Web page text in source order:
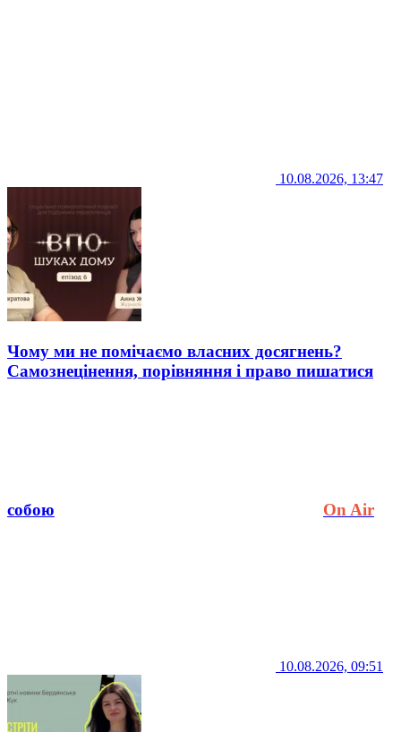
10.08.2026, 13:47
Чому ми не помічаємо власних досягнень?
Самознецінення, порівняння і право пишатися
собою On Air
10.08.2026, 09:51